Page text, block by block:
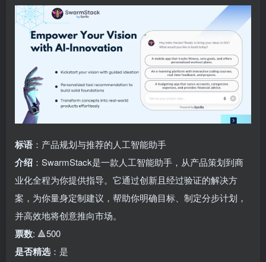
标语 ：产品规划与推荐的人工智能助手
介绍 ：SwarmStack是一款人工智能助手，从产品策划到商
业化全程为你提供指导。它通过创新且经过验证的解决方
案，为你量身定制建议，帮助你明确目标、制定分步计划，
并高效地将创意推向市场。
票数: 🔺500
是否精选 ：是